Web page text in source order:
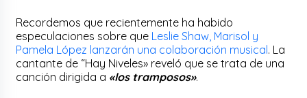
Recordemos que recientemente ha habido
especulaciones sobre que Leslie Shaw, Marisol y
Pamela López lanzarán una colaboración musical. La
cantante de “Hay Niveles» reveló que se trata de una
canción dirigida a «los tramposos».